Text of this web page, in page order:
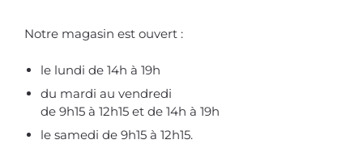
Notre magasin est ouvert :
le lundi de 14h à 19h
du mardi au vendredi
de 9h15 à 12h15 et de 14h à 19h
le samedi de 9h15 à 12h15.